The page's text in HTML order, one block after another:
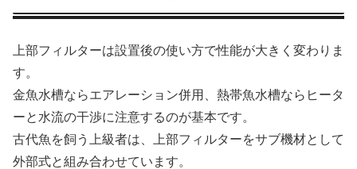
上部フィルターは設置後の使い方で性能が大きく変わりま
す。
金魚水槽ならエアレーション併用、熱帯魚水槽ならヒータ
ーと水流の干渉に注意するのが基本です。
古代魚を飼う上級者は、上部フィルターをサブ機材として
外部式と組み合わせています。